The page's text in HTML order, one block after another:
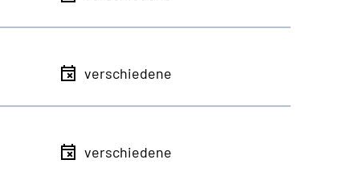
verschiedene
verschiedene